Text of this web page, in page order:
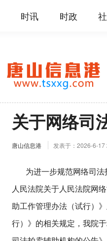
时讯 时政
关于网络司
唐山信息港 发表于：2026-6-17
为进一步规范网络司法
人民法院关于人民法院网
助工作管理办法（试行）
行）》的相关规定，我院